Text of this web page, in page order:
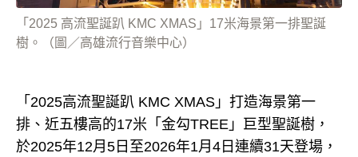
「2025 高流聖誕趴 KMC XMAS」17米海景第一排聖誕
樹。（圖／高雄流行音樂中心）
「2025高流聖誕趴 KMC XMAS」打造海景第一
排、近五樓高的17米「金勾TREE」巨型聖誕樹，
於2025年12月5日至2026年1月4日連續31天登場，